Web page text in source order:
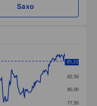
Saxo
categories.
values. Data77,50
80,00
82,50
85,00
85,22